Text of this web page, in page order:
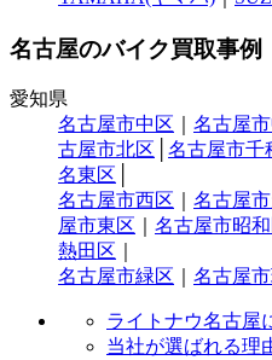
名古屋のバイク買取事例
愛知県
名古屋市中区
名古屋
古屋市北区
名古屋市千
名東区
名古屋市西区
名古屋
屋市東区
名古屋市昭
熱田区
名古屋市緑区
名古屋
ライトナウ名古屋
当社が選ばれる理